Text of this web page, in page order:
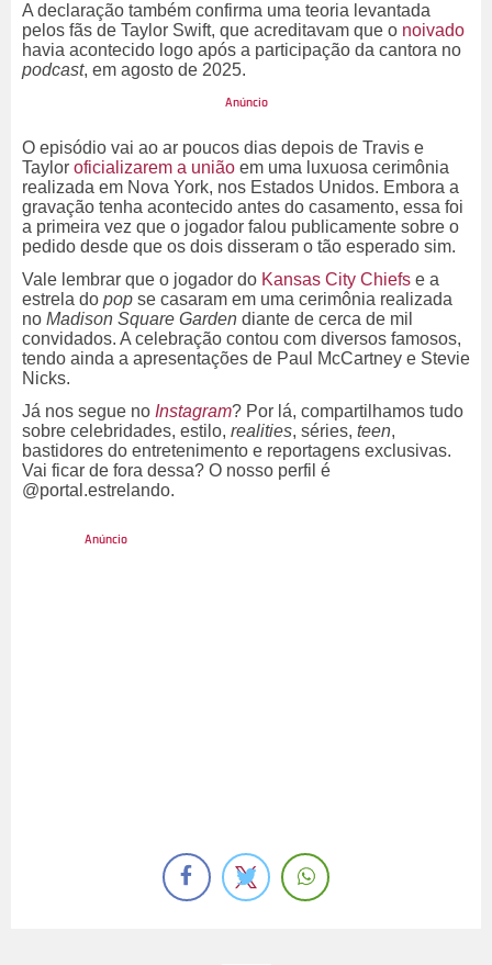
A declaração também confirma uma teoria levantada
pelos fãs de Taylor Swift, que acreditavam que o noivado
havia acontecido logo após a participação da cantora no
podcast, em agosto de 2025.
O episódio vai ao ar poucos dias depois de Travis e
Taylor oficializarem a união em uma luxuosa cerimônia
realizada em Nova York, nos Estados Unidos. Embora a
gravação tenha acontecido antes do casamento, essa foi
a primeira vez que o jogador falou publicamente sobre o
pedido desde que os dois disseram o tão esperado sim.
Vale lembrar que o jogador do Kansas City Chiefs e a
estrela do pop se casaram em uma cerimônia realizada
no Madison Square Garden diante de cerca de mil
convidados. A celebração contou com diversos famosos,
tendo ainda a apresentações de Paul McCartney e Stevie
Nicks.
Já nos segue no Instagram? Por lá, compartilhamos tudo
sobre celebridades, estilo, realities, séries, teen,
bastidores do entretenimento e reportagens exclusivas.
Vai ficar de fora dessa? O nosso perfil é
@portal.estrelando.